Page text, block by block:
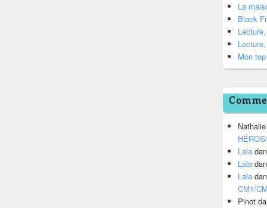
La
Black
Mon
Nathalie
Lala
Lala
Lala
CM1/
Pinot